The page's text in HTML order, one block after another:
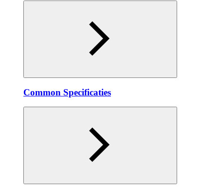
Common Specificaties